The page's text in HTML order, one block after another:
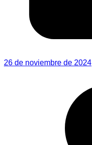
26 de noviembre de 2024